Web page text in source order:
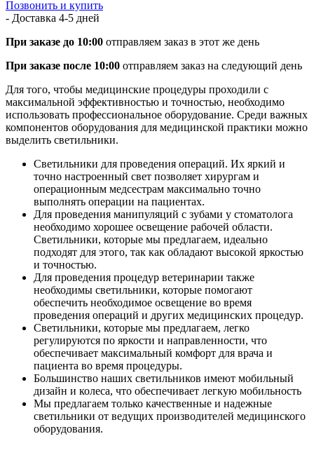
Позвонить и купить
- Доставка 4-5 дней
При заказе до 10:00 отправляем заказ в этот же день
При заказе после 10:00 отправляем заказ на следующий день
Для того, чтобы медицинские процедуры проходили с
максимальной эффективностью и точностью, необходимо
использовать профессиональное оборудование. Среди важных
компонентов оборудования для медицинской практики можно
выделить светильники.
Светильники для проведения операций. Их яркий и
точно настроенный свет позволяет хирургам и
операционным медсестрам максимально точно
выполнять операции на пациентах.
Для проведения манипуляций с зубами у стоматолога
необходимо хорошее освещение рабочей области.
Светильники, которые мы предлагаем, идеально
подходят для этого, так как обладают высокой яркостью
и точностью.
Для проведения процедур ветеринарии также
необходимы светильники, которые помогают
обеспечить необходимое освещение во время
проведения операций и других медицинских процедур.
Светильники, которые мы предлагаем, легко
регулируются по яркости и направленности, что
обеспечивает максимальный комфорт для врача и
пациента во время процедуры.
Большинство наших светильников имеют мобильный
дизайн и колеса, что обеспечивает легкую мобильность
Мы предлагаем только качественные и надежные
светильники от ведущих производителей медицинского
оборудования.